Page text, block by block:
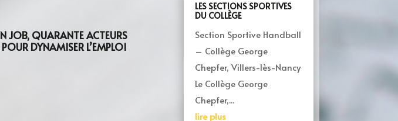
JOB, QUARANTE ACTEURS
DYNAMISER L’EMPLOI
LES SECTIONS SPORTIVES
DU COLLÈGE
Section Sportive Handball
– Collège George
Chepfer, Villers-lès-Nancy
Le Collège George
Chepfer,...
lire plus